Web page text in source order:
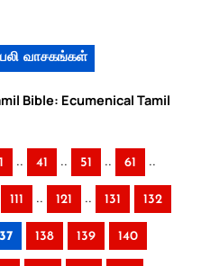
வாசகங்கள்
Bible: Ecumenical Tamil
.. 41 .. 51 .. 61 ..
111 .. 121 .. 131 132
138 139 140